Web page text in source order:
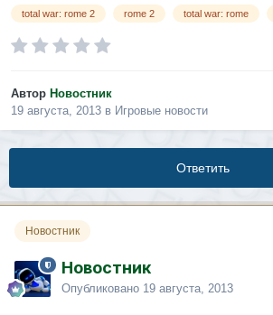
total war: rome 2 rome 2 total war: rome
Автор Новостник
19 августа, 2013 в Игровые новости
Ответить
Новостник
Новостник
Опубликовано 19 августа, 2013